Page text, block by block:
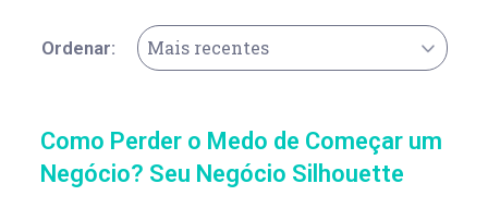
Ordenar: Mais recentes
Como Perder o Medo de Começar um
Negócio? Seu Negócio Silhouette